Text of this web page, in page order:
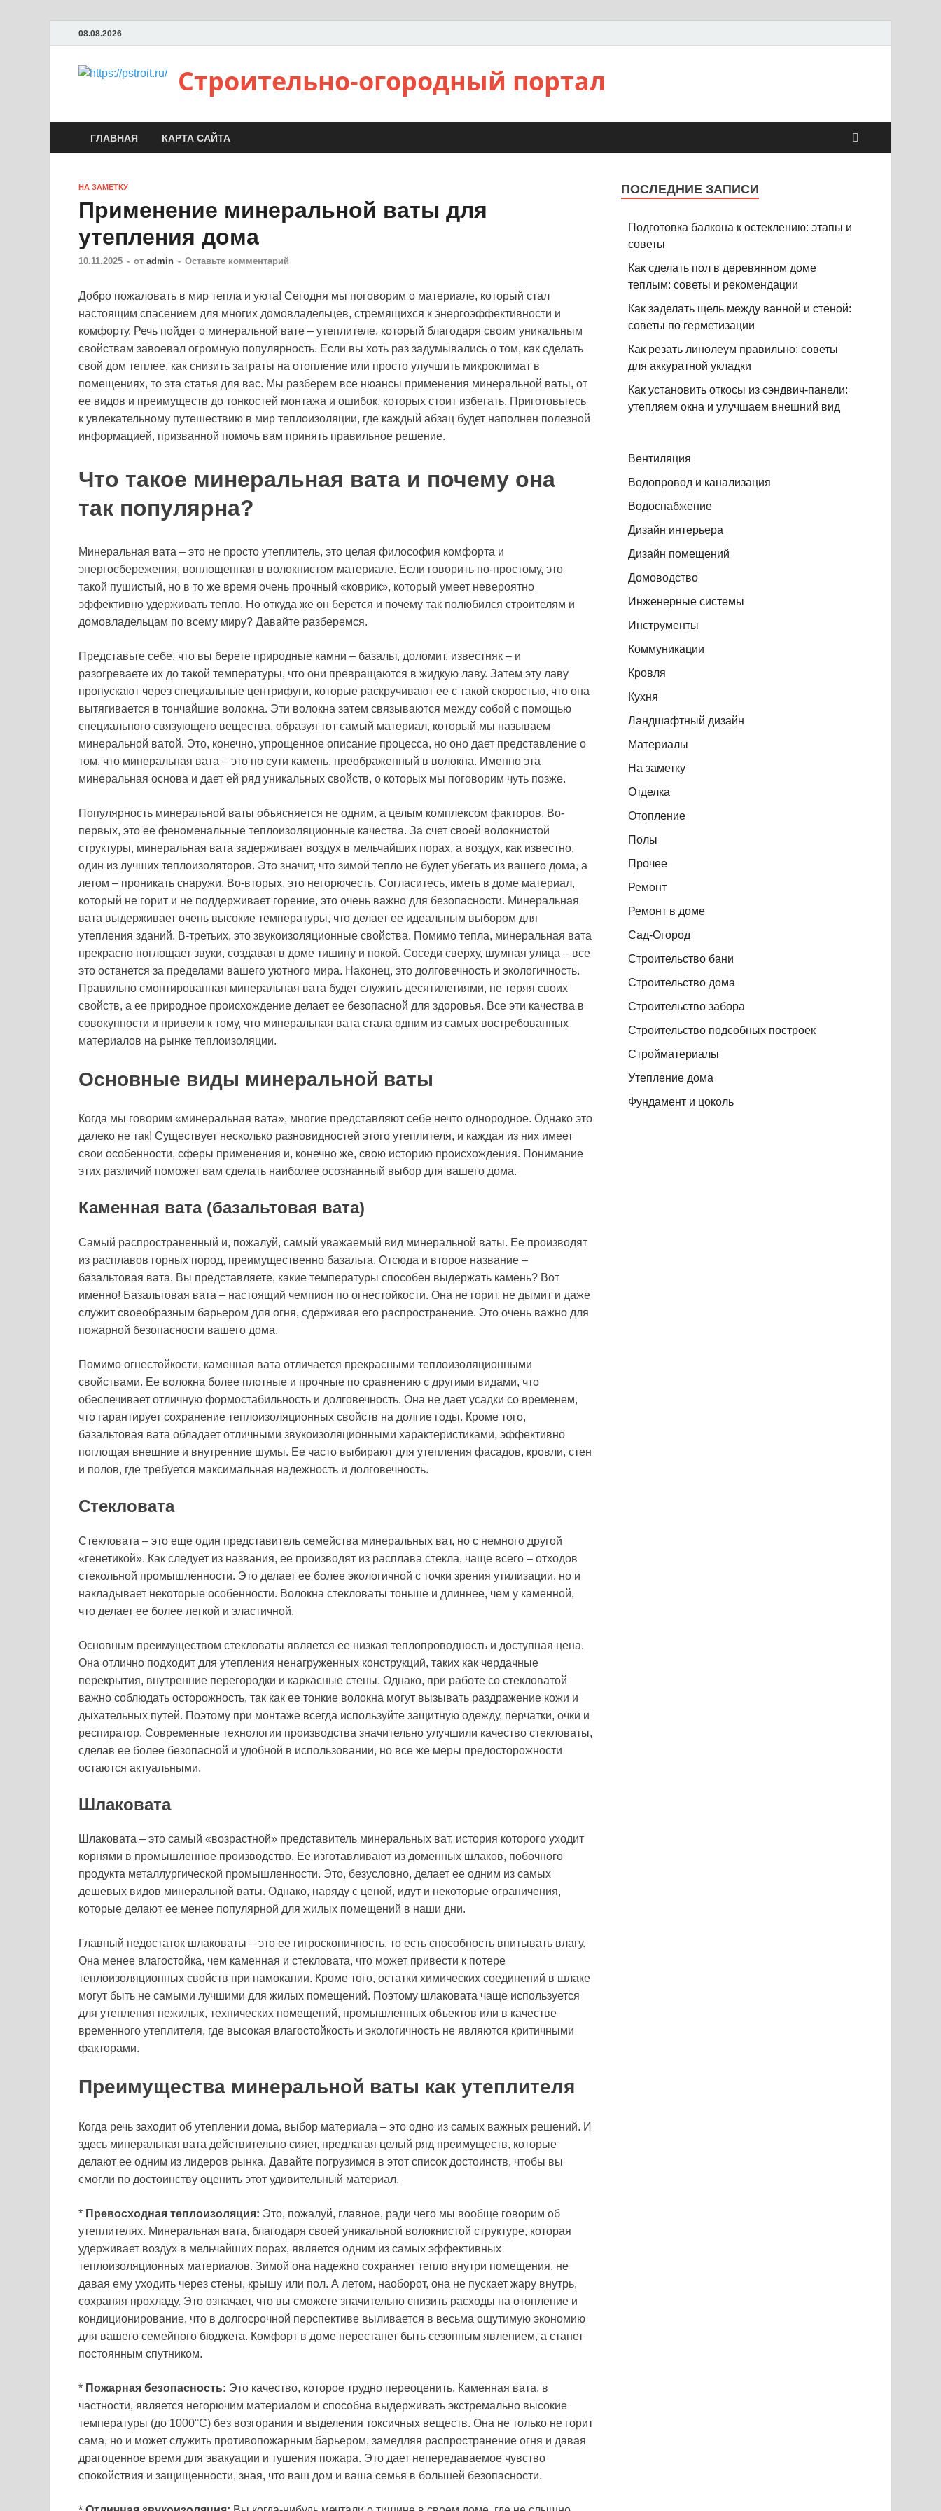
08.08.2026
Строительно-огородный портал
ГЛАВНАЯ КАРТА САЙТА
НА ЗАМЕТКУ
Применение минеральной ваты для
утепления дома
10.11.2025 - от admin - Оставьте комментарий
Добро пожаловать в мир тепла и уюта! Сегодня мы поговорим о материале, который стал
настоящим спасением для многих домовладельцев, стремящихся к энергоэффективности и
комфорту. Речь пойдет о минеральной вате – утеплителе, который благодаря своим уникальным
свойствам завоевал огромную популярность. Если вы хоть раз задумывались о том, как сделать
свой дом теплее, как снизить затраты на отопление или просто улучшить микроклимат в
помещениях, то эта статья для вас. Мы разберем все нюансы применения минеральной ваты, от
ее видов и преимуществ до тонкостей монтажа и ошибок, которых стоит избегать. Приготовьтесь
к увлекательному путешествию в мир теплоизоляции, где каждый абзац будет наполнен полезной
информацией, призванной помочь вам принять правильное решение.
Что такое минеральная вата и почему она
так популярна?
Минеральная вата – это не просто утеплитель, это целая философия комфорта и
энергосбережения, воплощенная в волокнистом материале. Если говорить по-простому, это
такой пушистый, но в то же время очень прочный «коврик», который умеет невероятно
эффективно удерживать тепло. Но откуда же он берется и почему так полюбился строителям и
домовладельцам по всему миру? Давайте разберемся.
Представьте себе, что вы берете природные камни – базальт, доломит, известняк – и
разогреваете их до такой температуры, что они превращаются в жидкую лаву. Затем эту лаву
пропускают через специальные центрифуги, которые раскручивают ее с такой скоростью, что она
вытягивается в тончайшие волокна. Эти волокна затем связываются между собой с помощью
специального связующего вещества, образуя тот самый материал, который мы называем
минеральной ватой. Это, конечно, упрощенное описание процесса, но оно дает представление о
том, что минеральная вата – это по сути камень, преображенный в волокна. Именно эта
минеральная основа и дает ей ряд уникальных свойств, о которых мы поговорим чуть позже.
Популярность минеральной ваты объясняется не одним, а целым комплексом факторов. Во-
первых, это ее феноменальные теплоизоляционные качества. За счет своей волокнистой
структуры, минеральная вата задерживает воздух в мельчайших порах, а воздух, как известно,
один из лучших теплоизоляторов. Это значит, что зимой тепло не будет убегать из вашего дома, а
летом – проникать снаружи. Во-вторых, это негорючесть. Согласитесь, иметь в доме материал,
который не горит и не поддерживает горение, это очень важно для безопасности. Минеральная
вата выдерживает очень высокие температуры, что делает ее идеальным выбором для
утепления зданий. В-третьих, это звукоизоляционные свойства. Помимо тепла, минеральная вата
прекрасно поглощает звуки, создавая в доме тишину и покой. Соседи сверху, шумная улица – все
это останется за пределами вашего уютного мира. Наконец, это долговечность и экологичность.
Правильно смонтированная минеральная вата будет служить десятилетиями, не теряя своих
свойств, а ее природное происхождение делает ее безопасной для здоровья. Все эти качества в
совокупности и привели к тому, что минеральная вата стала одним из самых востребованных
материалов на рынке теплоизоляции.
Основные виды минеральной ваты
Когда мы говорим «минеральная вата», многие представляют себе нечто однородное. Однако это
далеко не так! Существует несколько разновидностей этого утеплителя, и каждая из них имеет
свои особенности, сферы применения и, конечно же, свою историю происхождения. Понимание
этих различий поможет вам сделать наиболее осознанный выбор для вашего дома.
Каменная вата (базальтовая вата)
Самый распространенный и, пожалуй, самый уважаемый вид минеральной ваты. Ее производят
из расплавов горных пород, преимущественно базальта. Отсюда и второе название –
базальтовая вата. Вы представляете, какие температуры способен выдержать камень? Вот
именно! Базальтовая вата – настоящий чемпион по огнестойкости. Она не горит, не дымит и даже
служит своеобразным барьером для огня, сдерживая его распространение. Это очень важно для
пожарной безопасности вашего дома.
Помимо огнестойкости, каменная вата отличается прекрасными теплоизоляционными
свойствами. Ее волокна более плотные и прочные по сравнению с другими видами, что
обеспечивает отличную формостабильность и долговечность. Она не дает усадки со временем,
что гарантирует сохранение теплоизоляционных свойств на долгие годы. Кроме того,
базальтовая вата обладает отличными звукоизоляционными характеристиками, эффективно
поглощая внешние и внутренние шумы. Ее часто выбирают для утепления фасадов, кровли, стен
и полов, где требуется максимальная надежность и долговечность.
Стекловата
Стекловата – это еще один представитель семейства минеральных ват, но с немного другой
«генетикой». Как следует из названия, ее производят из расплава стекла, чаще всего – отходов
стекольной промышленности. Это делает ее более экологичной с точки зрения утилизации, но и
накладывает некоторые особенности. Волокна стекловаты тоньше и длиннее, чем у каменной,
что делает ее более легкой и эластичной.
Основным преимуществом стекловаты является ее низкая теплопроводность и доступная цена.
Она отлично подходит для утепления ненагруженных конструкций, таких как чердачные
перекрытия, внутренние перегородки и каркасные стены. Однако, при работе со стекловатой
важно соблюдать осторожность, так как ее тонкие волокна могут вызывать раздражение кожи и
дыхательных путей. Поэтому при монтаже всегда используйте защитную одежду, перчатки, очки и
респиратор. Современные технологии производства значительно улучшили качество стекловаты,
сделав ее более безопасной и удобной в использовании, но все же меры предосторожности
остаются актуальными.
Шлаковата
Шлаковата – это самый «возрастной» представитель минеральных ват, история которого уходит
корнями в промышленное производство. Ее изготавливают из доменных шлаков, побочного
продукта металлургической промышленности. Это, безусловно, делает ее одним из самых
дешевых видов минеральной ваты. Однако, наряду с ценой, идут и некоторые ограничения,
которые делают ее менее популярной для жилых помещений в наши дни.
Главный недостаток шлаковаты – это ее гигроскопичность, то есть способность впитывать влагу.
Она менее влагостойка, чем каменная и стекловата, что может привести к потере
теплоизоляционных свойств при намокании. Кроме того, остатки химических соединений в шлаке
могут быть не самыми лучшими для жилых помещений. Поэтому шлаковата чаще используется
для утепления нежилых, технических помещений, промышленных объектов или в качестве
временного утеплителя, где высокая влагостойкость и экологичность не являются критичными
факторами.
Преимущества минеральной ваты как утеплителя
Когда речь заходит об утеплении дома, выбор материала – это одно из самых важных решений. И
здесь минеральная вата действительно сияет, предлагая целый ряд преимуществ, которые
делают ее одним из лидеров рынка. Давайте погрузимся в этот список достоинств, чтобы вы
смогли по достоинству оценить этот удивительный материал.
* Превосходная теплоизоляция: Это, пожалуй, главное, ради чего мы вообще говорим об
утеплителях. Минеральная вата, благодаря своей уникальной волокнистой структуре, которая
удерживает воздух в мельчайших порах, является одним из самых эффективных
теплоизоляционных материалов. Зимой она надежно сохраняет тепло внутри помещения, не
давая ему уходить через стены, крышу или пол. А летом, наоборот, она не пускает жару внутрь,
сохраняя прохладу. Это означает, что вы сможете значительно снизить расходы на отопление и
кондиционирование, что в долгосрочной перспективе выливается в весьма ощутимую экономию
для вашего семейного бюджета. Комфорт в доме перестанет быть сезонным явлением, а станет
постоянным спутником.
* Пожарная безопасность: Это качество, которое трудно переоценить. Каменная вата, в
частности, является негорючим материалом и способна выдерживать экстремально высокие
температуры (до 1000°C) без возгорания и выделения токсичных веществ. Она не только не горит
сама, но и может служить противопожарным барьером, замедляя распространение огня и давая
драгоценное время для эвакуации и тушения пожара. Это дает непередаваемое чувство
спокойствия и защищенности, зная, что ваш дом и ваша семья в большей безопасности.
ПОСЛЕДНИЕ ЗАПИСИ
Подготовка балкона к остеклению: этапы и
советы
Как сделать пол в деревянном доме
теплым: советы и рекомендации
Как заделать щель между ванной и стеной:
советы по герметизации
Как резать линолеум правильно: советы
для аккуратной укладки
Как установить откосы из сэндвич-панели:
утепляем окна и улучшаем внешний вид
Вентиляция
Водопровод и канализация
Водоснабжение
Дизайн интерьера
Дизайн помещений
Домоводство
Инженерные системы
Инструменты
Коммуникации
Кровля
Кухня
Ландшафтный дизайн
Материалы
На заметку
Отделка
Отопление
Полы
Прочее
Ремонт
Ремонт в доме
Сад-Огород
Строительство бани
Строительство дома
Строительство забора
Строительство подсобных построек
Стройматериалы
Утепление дома
Фундамент и цоколь